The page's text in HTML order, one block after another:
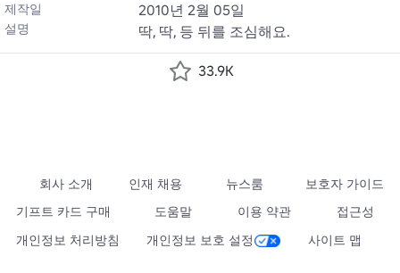
제작일 2010년 2월 05일
설명 딱, 딱, 등 뒤를 조심해요.
33.9K
회사 소개 인재 채용 뉴스룸
보호자 가이드
기프트 카드 구매
도움말 이용 약관
접근성
개인정보 처리방침
개인정보 보호 설정 사이트 맵